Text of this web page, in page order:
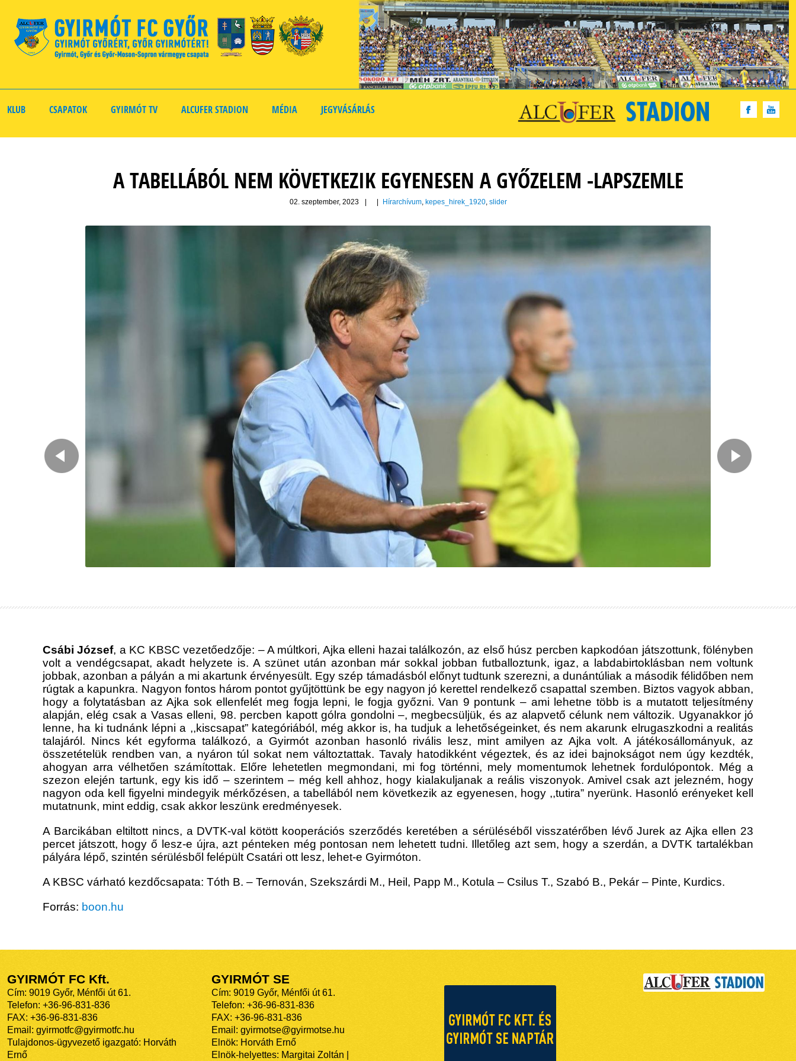
KLUB CSAPATOK GYIRMÓT TV ALCUFER STADION MÉDIA JEGYVÁSÁRLÁS
A TABELLÁBÓL NEM KÖVETKEZIK EGYENESEN A GYŐZELEM -LAPSZEMLE
02. szeptember, 2023 Hírarchívum, kepes_hirek_1920, slider
Csábi József, a KC KBSC vezetőedzője: – A múltkori, Ajka elleni hazai találkozón, az első húsz percben kapkodóan játszottunk, fölényben
volt a vendégcsapat, akadt helyzete is. A szünet után azonban már sokkal jobban futballoztunk, igaz, a labdabirtoklásban nem voltunk
jobbak, azonban a pályán a mi akartunk érvényesült. Egy szép támadásból előnyt tudtunk szerezni, a dunántúliak a második félidőben nem
rúgtak a kapunkra. Nagyon fontos három pontot gyűjtöttünk be egy nagyon jó kerettel rendelkező csapattal szemben. Biztos vagyok abban,
hogy a folytatásban az Ajka sok ellenfelét meg fogja lepni, le fogja győzni. Van 9 pontunk – ami lehetne több is a mutatott teljesítmény
alapján, elég csak a Vasas elleni, 98. percben kapott gólra gondolni –, megbecsüljük, és az alapvető célunk nem változik. Ugyanakkor jó
lenne, ha ki tudnánk lépni a ,,kiscsapat” kategóriából, még akkor is, ha tudjuk a lehetőségeinket, és nem akarunk elrugaszkodni a realitás
talajáról. Nincs két egyforma találkozó, a Gyirmót azonban hasonló rivális lesz, mint amilyen az Ajka volt. A játékosállományuk, az
összetételük rendben van, a nyáron túl sokat nem változtattak. Tavaly hatodikként végeztek, és az idei bajnokságot nem úgy kezdték,
ahogyan arra vélhetően számítottak. Előre lehetetlen megmondani, mi fog történni, mely momentumok lehetnek fordulópontok. Még a
szezon elején tartunk, egy kis idő – szerintem – még kell ahhoz, hogy kialakuljanak a reális viszonyok. Amivel csak azt jelezném, hogy
nagyon oda kell figyelni mindegyik mérkőzésen, a tabellából nem következik az egyenesen, hogy ,,tutira” nyerünk. Hasonló erényeket kell
mutatnunk, mint eddig, csak akkor leszünk eredményesek.
A Barcikában eltiltott nincs, a DVTK-val kötött kooperációs szerződés keretében a sérüléséből visszatérőben lévő Jurek az Ajka ellen 23
percet játszott, hogy ő lesz-e újra, azt pénteken még pontosan nem lehetett tudni. Illetőleg azt sem, hogy a szerdán, a DVTK tartalékban
pályára lépő, szintén sérülésből felépült Csatári ott lesz, lehet-e Gyirmóton.
A KBSC várható kezdőcsapata: Tóth B. – Ternován, Szekszárdi M., Heil, Papp M., Kotula – Csilus T., Szabó B., Pekár – Pinte, Kurdics.
Forrás: boon.hu
GYIRMÓT FC Kft.
Cím: 9019 Győr, Ménfői út 61.
Telefon: +36-96-831-836
FAX: +36-96-831-836
Email: gyirmotfc@gyirmotfc.hu
Tulajdonos-ügyvezető igazgató: Horváth
Ernő
GYIRMÓT SE
Cím: 9019 Győr, Ménfői út 61.
Telefon: +36-96-831-836
FAX: +36-96-831-836
Email: gyirmotse@gyirmotse.hu
Elnök: Horváth Ernő
Elnök-helyettes: Margitai Zoltán |